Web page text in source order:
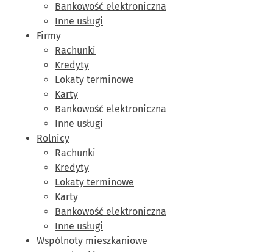
Bankowość elektroniczna
Inne usługi
Firmy
Rachunki
Kredyty
Lokaty terminowe
Karty
Bankowość elektroniczna
Inne usługi
Rolnicy
Rachunki
Kredyty
Lokaty terminowe
Karty
Bankowość elektroniczna
Inne usługi
Wspólnoty mieszkaniowe